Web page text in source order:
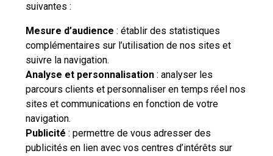
suivantes :
Mesure d’audience : établir des statistiques
complémentaires sur l’utilisation de nos sites et
suivre la navigation.
Analyse et personnalisation : analyser les
parcours clients et personnaliser en temps réel nos
sites et communications en fonction de votre
navigation.
Publicité : permettre de vous adresser des
publicités en lien avec vos centres d’intérêts sur
Besoin d'aide complémentaire ?
Vous n'avez pas trouvé de solution parmi nos FAQs,
vous souhaitez nous contacter ou déposer une
réclamation ?